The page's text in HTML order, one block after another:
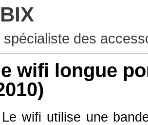
spécialiste des
wifi longue
Le wifi utilise une